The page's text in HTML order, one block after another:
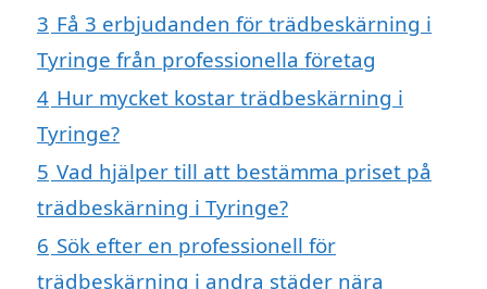
3 Få 3 erbjudanden för trädbeskärning i
Tyringe från professionella företag
4 Hur mycket kostar trädbeskärning i
Tyringe?
5 Vad hjälper till att bestämma priset på
trädbeskärning i Tyringe?
6 Sök efter en professionell för
trädbeskärning i andra städer nära